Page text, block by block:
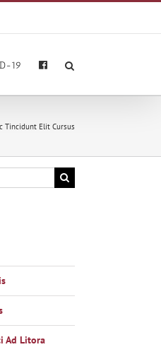
19
Tincidunt Elit Cursus
Ad Litora